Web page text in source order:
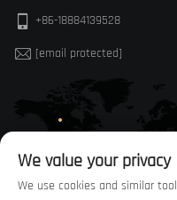
+86-18884139528
[email protected]
We value your privacy
We use cookies and similar